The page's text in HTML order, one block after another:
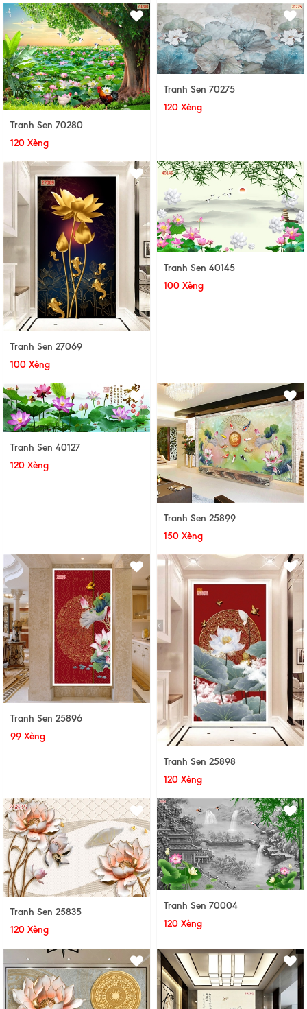
Tranh Sen 70280
120 Xèng
Tranh Sen 70275
120 Xèng
Tranh Sen 27069
100 Xèng
Tranh Sen 40145
100 Xèng
Tranh Sen 40127
120 Xèng
Tranh Sen 25899
150 Xèng
Tranh Sen 25896
99 Xèng
Tranh Sen 25898
120 Xèng
Tranh Sen 25835
120 Xèng
Tranh Sen 70004
120 Xèng